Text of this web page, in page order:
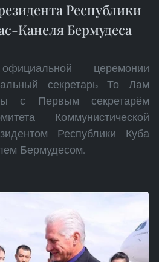
Республики
Канеля Бермудеса
церемонии
секретарь То Лам
с Первым секретарём
Коммунистической
Республики Куба
Бермудесом.